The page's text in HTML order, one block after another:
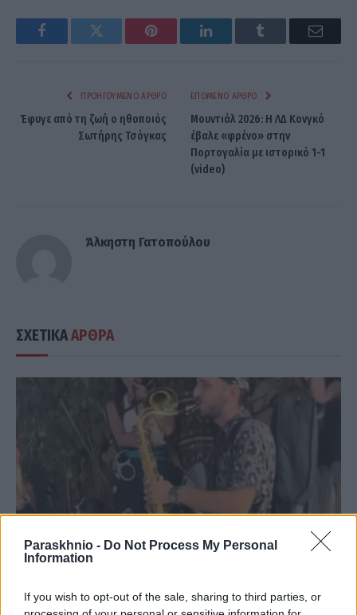
Paraskhnio - Do Not Process My Personal
Information
If you wish to opt-out of the sale, sharing to third parties, or
FacebookTwitter Pinterest LinkedInTumblr Email
ΠΡΟΗΓΟΎΜΕΝΟ ΆΡΘΡΟ
Έφυγε από τη ζωή ο ηθοποιός
Σωτήρης Τσόγκας
ΕΠΌΜΕΝΟ ΆΡΘΡΟ
Μουντιάλ 2026: Η ΛΔ Κονγκό
έβαλε «φρένο» στην
Πορτογαλία με ιστορικό 1-1
(video)
Άλκηστη Γατοπούλου
ΣΧΕΤΙΚΑΑΡΘΡΑ